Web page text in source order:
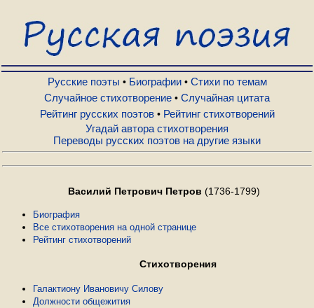
Русские поэты
Биографии
Стихи по темам
Случайное стихотворение
Рейтинг русских поэтов
Рейтинг стихотворений
Русские поэты • Биографии• Стихи по темам
Случайное стихотворение • Случайная цитата
Рейтинг русских поэтов• Рейтинг стихотворений
Угадай автора стихотворения
Переводы русских поэтов на другие языки
Василий Петрович Петров (1736-1799)
Биография
Все стихотворения на одной странице
Рейтинг стихотворений
Стихотворения
Галактиону Ивановичу Силову
Должности общежития